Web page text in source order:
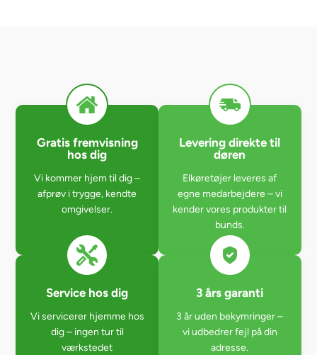
Gratis fremvisning
hos dig
Vi kommer hjem til dig –
afprøv i trygge, kendte
omgivelser.
Levering direkte til
døren
Elkøretøjer leveres af
egne medarbejdere – vi
kender vores produkter til
bunds.
Service hos dig
Vi servicerer hjemme hos
dig – ingen tur til
værkstedet
3 års garanti
3 år uden bekymringer –
vi udbedrer fejl på din
adresse.